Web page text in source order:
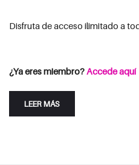
Disfruta de acceso ilimitado a
¿Ya eres miembro?Accede aquí
LEER MÁS